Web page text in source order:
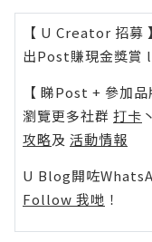
【 U Creator 招募 】
出Post賺現金獎賞 l
【 睇Post + 參加品
瀏覽更多社群 打卡 丶
攻略及 活動情報
U Blog開咗
Follow 我哋 ！